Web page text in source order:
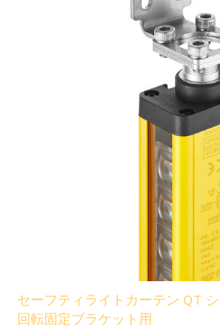
セーフティライトカーテン QT
回転固定ブラケット用